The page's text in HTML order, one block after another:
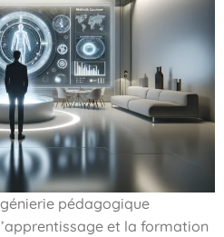
pédagogique
et la formation